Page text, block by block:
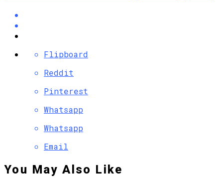
Flipboard
Reddit
Pinterest
Whatsapp
Whatsapp
Email
You May Also Like